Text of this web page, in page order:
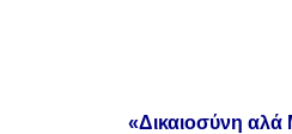
«Δικαιοσύνη